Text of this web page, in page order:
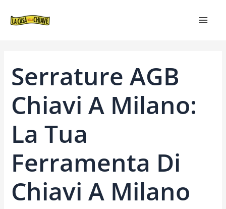
Serrature AGB
Chiavi A Milano:
La Tua
Ferramenta Di
Chiavi A Milano
ARTICOLI